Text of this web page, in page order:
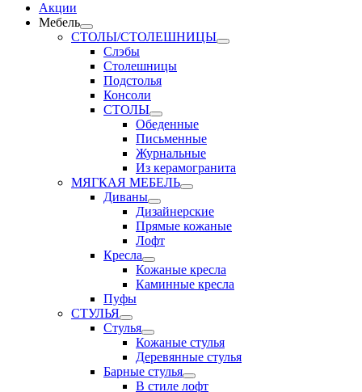
Акции
Мебель
СТОЛЫ/СТОЛЕШНИЦЫ
Слэбы
Столешницы
Подстолья
Консоли
СТОЛЫ
Обеденные
Письменные
Журнальные
Из керамогранита
МЯГКАЯ МЕБЕЛЬ
Диваны
Дизайнерские
Прямые кожаные
Лофт
Кресла
Кожаные кресла
Каминные кресла
Пуфы
СТУЛЬЯ
Стулья
Кожаные стулья
Деревянные стулья
Барные стулья
В стиле лофт